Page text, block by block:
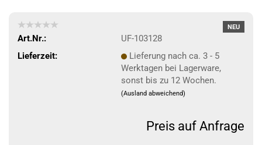
NEU
Art.Nr.:
UF-103128
Lieferzeit:
Lieferung nach ca. 3 - 5
Werktagen bei Lagerware,
sonst bis zu 12 Wochen.
(Ausland abweichend)
Preis auf Anfrage